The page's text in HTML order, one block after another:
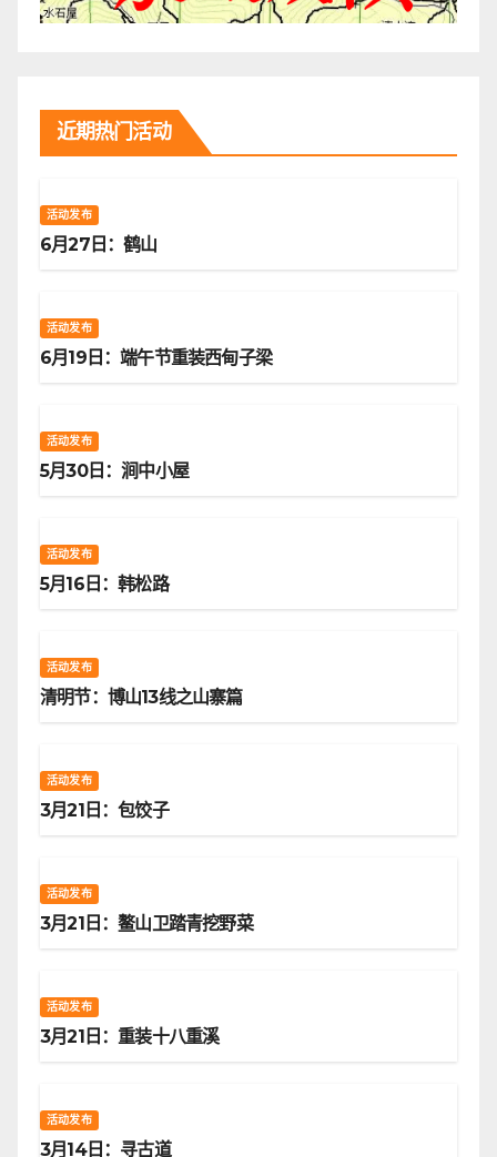
近期热门活动
活动发布
6月27日：鹤山
活动发布
6月19日：端午节重装西甸子梁
活动发布
5月30日：涧中小屋
活动发布
5月16日：韩松路
活动发布
清明节：博山13线之山寨篇
活动发布
3月21日：包饺子
活动发布
3月21日：鳌山卫踏青挖野菜
活动发布
3月21日：重装十八重溪
活动发布
3月14日：寻古道